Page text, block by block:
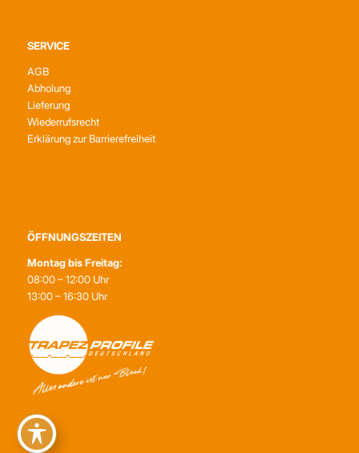
SERVICE
AGB
Abholung
Lieferung
Wiederrufsrecht
Erklärung zur Barrierefreiheit
ÖFFNUNGSZEITEN
Montag bis Freitag:
08:00 – 12:00 Uhr
13:00 – 16:30 Uhr